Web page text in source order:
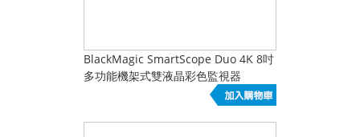
BlackMagic SmartScope Duo 4K 8吋
多功能機架式雙液晶彩色監視器